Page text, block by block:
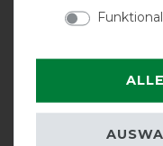
Funktional